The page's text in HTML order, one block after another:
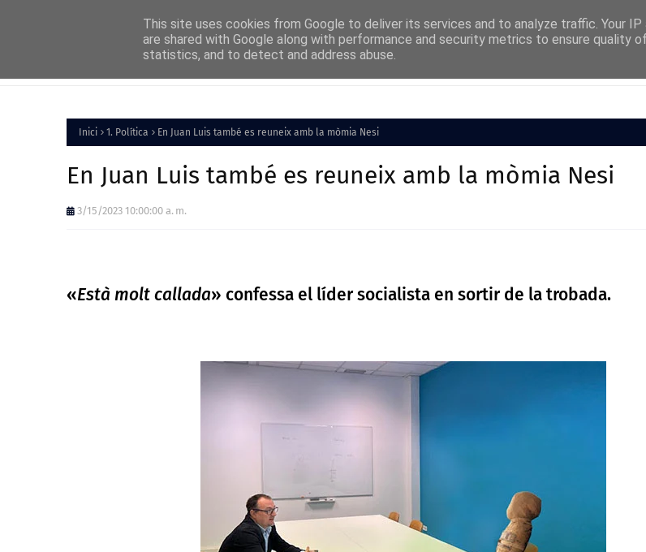
Inici Política
Inici 1. Política En Juan Luis també es reuneix amb la mòmia Nesi
En Juan Luis també es reuneix amb la mòmia Nesi
3/15/2023 10:00:00 a. m.
«Està molt callada» confessa el líder socialista en sortir de la trobada.
This site uses cookies from Google to deliver its services and to analyze traffic. Your IP
are shared with Google along with performance and security metrics to ensure quality
statistics, and to detect and address abuse.